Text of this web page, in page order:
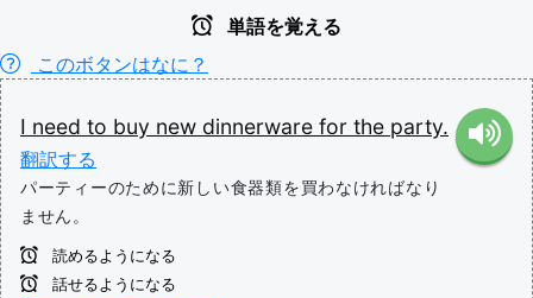
単語を覚える
このボタンはなに？
I need to buy new dinnerware for the party.
翻訳する
パーティーのために新しい食器類を買わなければなり
ません。
読めるようになる
話せるようになる